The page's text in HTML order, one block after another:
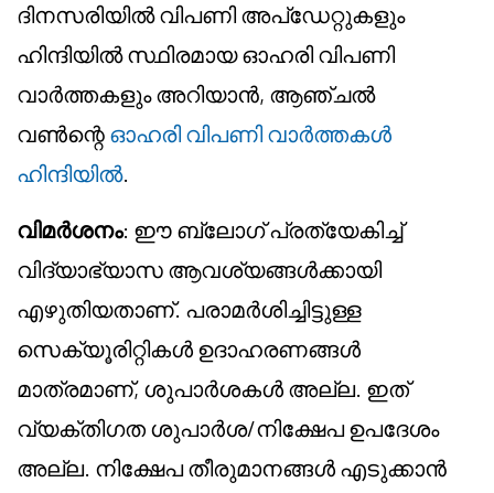
ദിനസരിയിൽ വിപണി അപ്ഡേറ്റുകളും
ഹിന്ദിയിൽ സ്ഥിരമായ ഓഹരി വിപണി
വാർത്തകളും അറിയാൻ, ആഞ്ചൽ
വൺന്റെ ഓഹരി വിപണി വാർത്തകൾ
ഹിന്ദിയിൽ.
വിമർശനം: ഈ ബ്ലോഗ് പ്രത്യേകിച്ച്
വിദ്യാഭ്യാസ ആവശ്യങ്ങൾക്കായി
എഴുതിയതാണ്. പരാമർശിച്ചിട്ടുള്ള
സെക്യൂരിറ്റികൾ ഉദാഹരണങ്ങൾ
മാത്രമാണ്, ശുപാർശകൾ അല്ല. ഇത്
വ്യക്തിഗത ശുപാർശ/നിക്ഷേപ ഉപദേശം
അല്ല. നിക്ഷേപ തീരുമാനങ്ങൾ എടുക്കാൻ